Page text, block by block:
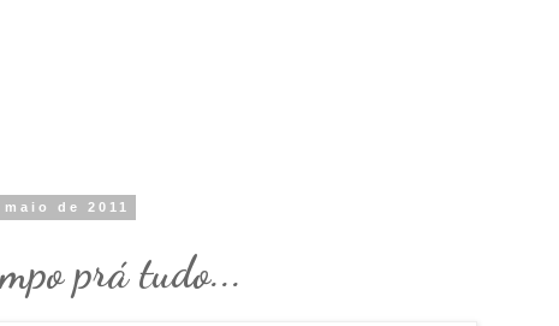
de 2011
prá tudo...